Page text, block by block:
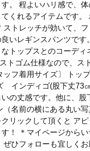
。 程よいハリ感で、
くれるアイテムです。
ストレッチが効いて、
いレギンスパンツです
トップスとのコーディ
トゴム仕様なので、ス
フ着用サイズ〕 トッ
インディゴ(股下丈73
の丈感です。他に、股
名前の横にある丸い
リックして頂くと ア
！ ＊マイページから
ひフォローも宜しく